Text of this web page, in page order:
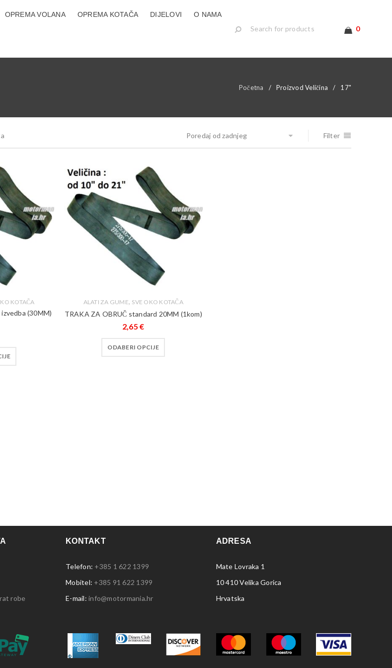
OPREMA VOLANA OPREMA KOTAČA DIJELOVI O NAMA
0
Početna / Proizvod Veličina / 17"
Filter
Poredaj od zadnjeg
KOTAČA
(30MM)
ALATI ZA GUME, SVE OKO KOTAČA
TRAKA ZA OBRUČ standard 20MM (1kom)
2,65€
ODABERI OPCIJE
robe
KONTAKT
Telefon: +385 1 622 1399
Mobitel: +385 91 622 1399
E-mail: info@motormania.hr
ADRESA
Mate Lovraka 1
10 410 Velika Gorica
Hrvatska